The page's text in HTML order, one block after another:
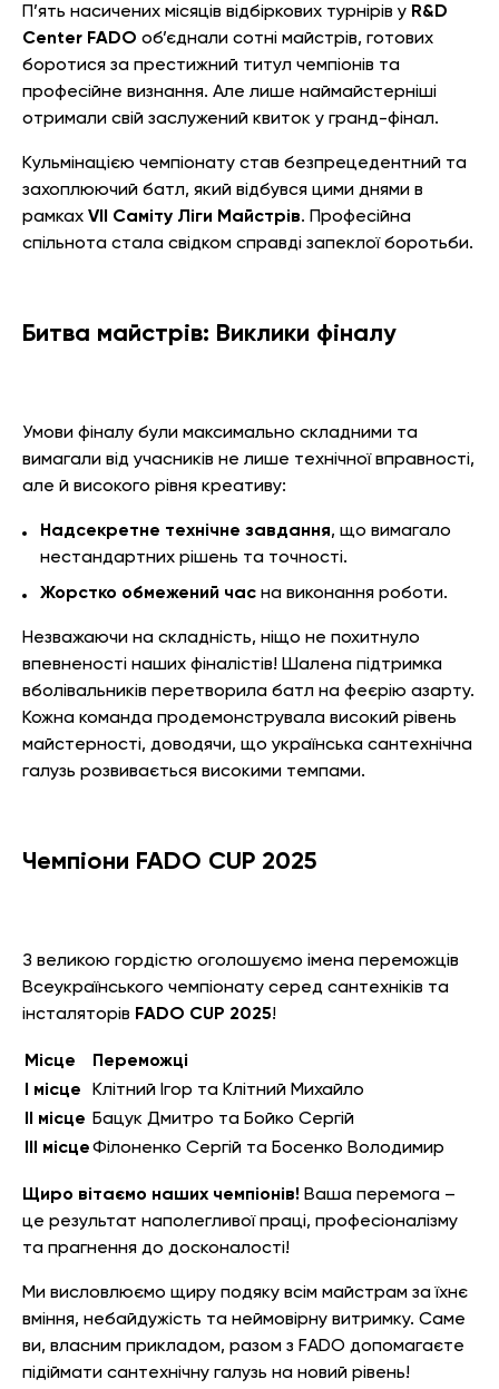
П’ять насичених місяців відбіркових турнірів у R&D
Center FADO об’єднали сотні майстрів, готових
боротися за престижний титул чемпіонів та
професійне визнання. Але лише наймайстерніші
отримали свій заслужений квиток у гранд-фінал.
Кульмінацією чемпіонату став безпрецедентний та
захоплюючий батл, який відбувся цими днями в
рамках VII Саміту Ліги Майстрів. Професійна
спільнота стала свідком справді запеклої боротьби.
Битва майстрів: Виклики фіналу
Умови фіналу були максимально складними та
вимагали від учасників не лише технічної вправності,
але й високого рівня креативу:
Надсекретне технічне завдання, що вимагало
нестандартних рішень та точності.
Жорстко обмежений час на виконання роботи.
Незважаючи на складність, ніщо не похитнуло
впевненості наших фіналістів! Шалена підтримка
вболівальників перетворила батл на феєрію азарту.
Кожна команда продемонструвала високий рівень
майстерності, доводячи, що українська сантехнічна
галузь розвивається високими темпами.
Чемпіони FADO CUP 2025
З великою гордістю оголошуємо імена переможців
Всеукраїнського чемпіонату серед сантехніків та
інсталяторів FADO CUP 2025!
Місце
Переможці
I місце
Клітний Ігор та Клітний Михайло
II місце Бацук Дмитро та Бойко Сергій
III місцеФілоненко Сергій та Босенко Володимир
Щиро вітаємо наших чемпіонів! Ваша перемога –
це результат наполегливої праці, професіоналізму
та прагнення до досконалості!
Ми висловлюємо щиру подяку всім майстрам за їхнє
вміння, небайдужість та неймовірну витримку. Саме
ви, власним прикладом, разом з FADO допомагаєте
підіймати сантехнічну галузь на новий рівень!